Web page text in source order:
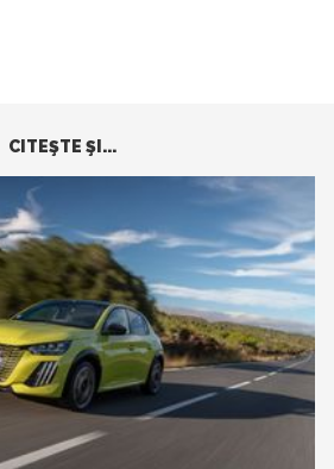
CITEŞTE ŞI...